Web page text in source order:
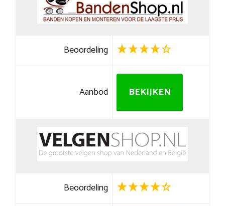
Beoordeling
Aanbod BEKIJKEN
Beoordeling